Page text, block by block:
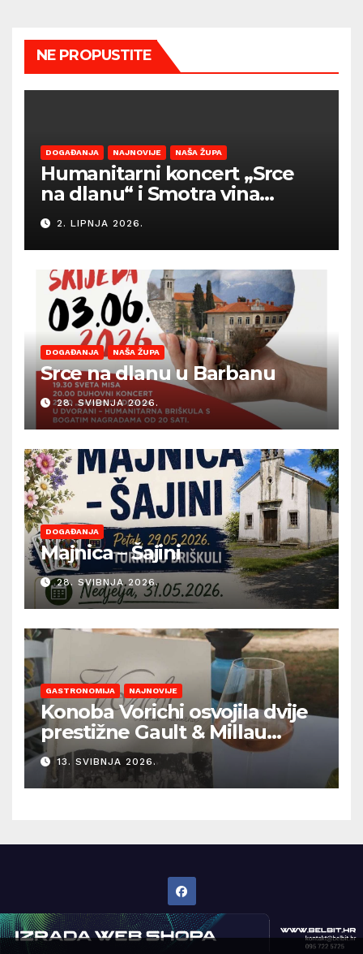
NE PROPUSTITE
DOGAĐANJA NAJNOVIJE NAŠA ŽUPA
Humanitarni koncert „Srce
na dlanu“ i Smotra vina
Općine Barban otvaraju
sezonu ljetnih događanja
2. LIPNJA 2026.
DOGAĐANJA NAŠA ŽUPA
Srce na dlanu u Barbanu
28. SVIBNJA 2026.
DOGAĐANJA
Majnica – Šajini
28. SVIBNJA 2026.
GASTRONOMIJA NAJNOVIJE
Konoba Vorichi osvojila dvije
prestižne Gault & Millau
kapice
13. SVIBNJA 2026.